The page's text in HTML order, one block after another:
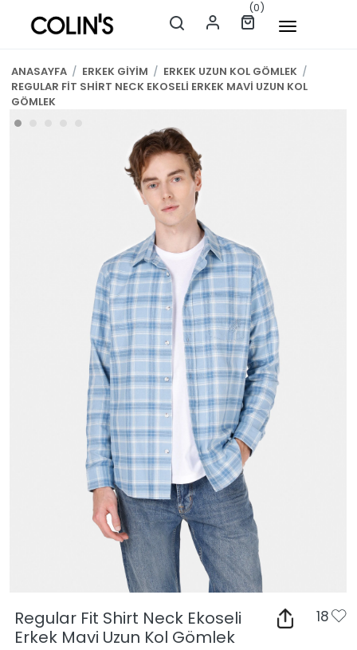
(0)
ANASAYFA / ERKEK GİYİM / ERKEK UZUN KOL GÖMLEK /
REGULAR FİT SHİRT NECK EKOSELİ ERKEK MAVİ UZUN KOL
GÖMLEK
Regular Fit Shirt Neck Ekoseli
Erkek Mavi Uzun Kol Gömlek
18